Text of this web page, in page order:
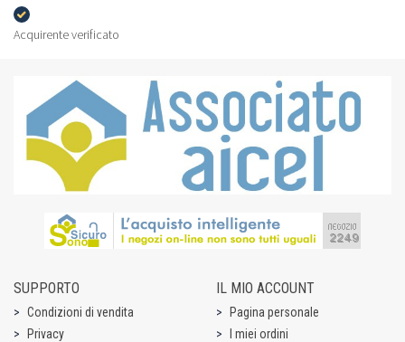
Acquirente verificato
SUPPORTO
Condizioni di vendita
Privacy
IL MIO ACCOUNT
Pagina personale
I miei ordini